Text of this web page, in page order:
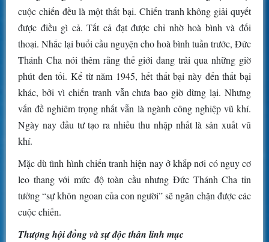
cuộc chiến đều là một thất bại. Chiến tranh không giải quyết
được điều gì cả. Tất cả đạt được chỉ nhờ hoà bình và đối
thoại. Nhắc lại buổi cầu nguyện cho hoà bình tuần trước, Đức
Thánh Cha nói thêm rằng thế giới đang trải qua những giờ
phút đen tối. Kể từ năm 1945, hết thất bại này đến thất bại
khác, bởi vì chiến tranh vẫn chưa bao giờ dừng lại. Nhưng
vấn đề nghiêm trọng nhất vẫn là ngành công nghiệp vũ khí.
Ngày nay đầu tư tạo ra nhiều thu nhập nhất là sản xuất vũ
khí.
Mặc dù tình hình chiến tranh hiện nay ở khắp nơi có nguy cơ
leo thang với mức độ toàn cầu nhưng Đức Thánh Cha tin
tưởng “sự khôn ngoan của con người” sẽ ngăn chặn được các
cuộc chiến.
Thượng hội đồng và sự độc thân linh mục